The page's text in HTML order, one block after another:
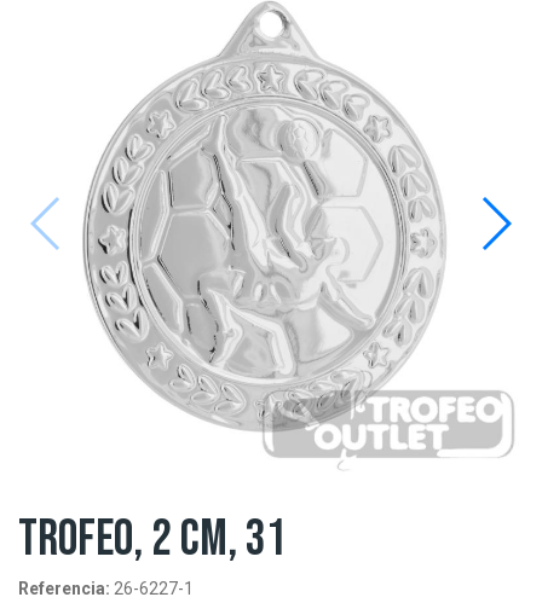
TROFEO, 2 CM, 31
Referencia: 26-6227-1